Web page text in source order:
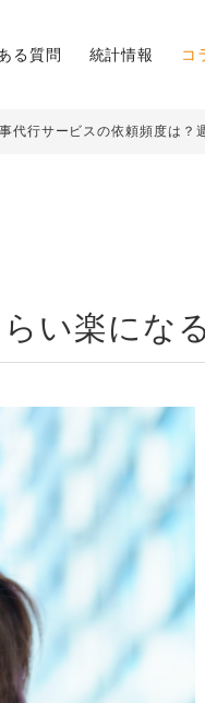
る質問 統計情報 コ
代行サービスの依頼頻度は？
い楽にな